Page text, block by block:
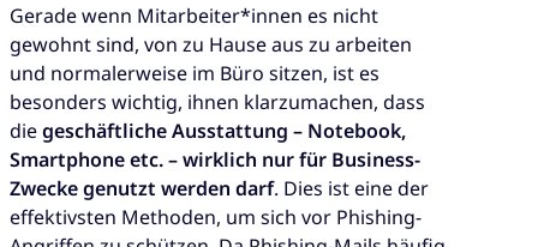
Gerade wenn Mitarbeiter*innen es nicht
gewohnt sind, von zu Hause aus zu arbeiten
und normalerweise im Büro sitzen, ist es
besonders wichtig, ihnen klarzumachen, dass
diegeschäftliche Ausstattung – Notebook,
Smartphone etc. – wirklich nur für Business-
Zwecke genutzt werden darf. Dies ist eine der
effektivsten Methoden, um sich vor Phishing-